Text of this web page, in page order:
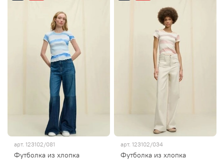
арт. 123102/081
Футболка из хлопка
арт. 123102/034
Футболка из хлопка